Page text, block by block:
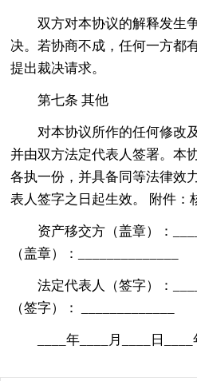
双方对本协议的解释发生
决。若协商不成，任何一方都
提出裁决请求。
第七条 其他
对本协议所作的任何修改
并由双方法定代表人签署。本
各执一份，并具备同等法律效
表人签字之日起生效。 附件：
资产移交方（盖章）：
（盖章）：______________
法定代表人（签字）：
（签字）： _____________
____年____月____日